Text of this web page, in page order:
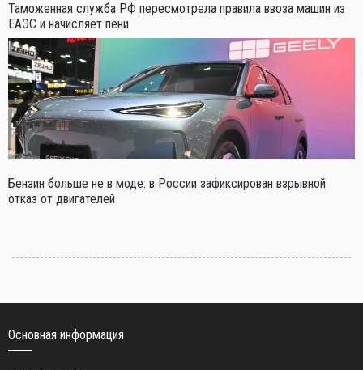
Таможенная служба РФ пересмотрела правила ввоза машин из
ЕАЭС и начисляет пени
Бензин больше не в моде: в России зафиксирован взрывной
отказ от двигателей
Основная информация